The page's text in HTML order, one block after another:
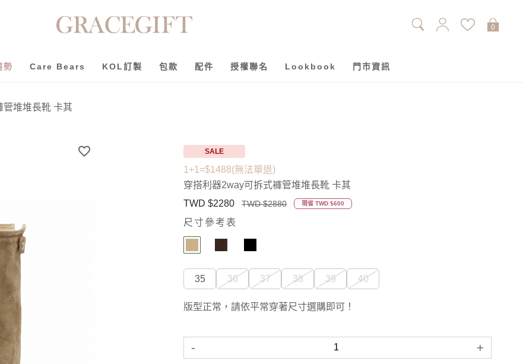
勢 Care Bears KOL訂製 包款 配件 授權聯名 Lookbook 門市資訊
堆堆長靴 卡其
SALE
1+1=$1488(無法單退)
穿搭利器2way可拆式褲管堆堆長靴 卡其
TWD $2280
TWD $2880 現省 TWD $600
尺寸參考表
35 36 37 38 39 40
版型正常，請依平常穿著尺寸選購即可！
- +
0